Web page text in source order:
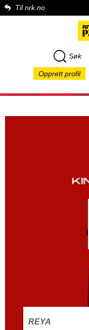
Til nrk.no
Søk
Opprett profil
REYA